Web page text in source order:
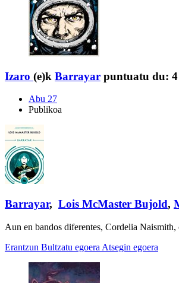
Izaro (e)k Barrayar puntuatu du:
Abu 27
Publikoa
Barrayar, Lois McMaster Bujold,
Aun en bandos diferentes, Cordelia
Erantzun Bultzatu egoera Atsegin egoera